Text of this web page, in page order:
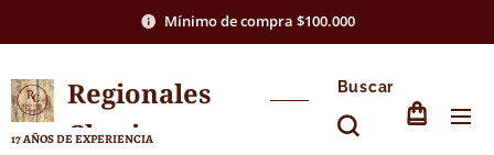
Mínimo de compra $100.000
Regionales
Chasico
17 AÑOS DE EXPERIENCIA
Buscar